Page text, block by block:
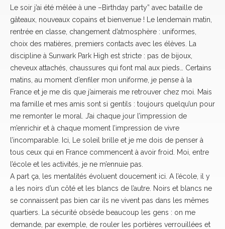
Le soir j’ai été mêlée à une –Birthday party” avec bataille de
gâteaux, nouveaux copains et bienvenue ! Le lendemain matin,
rentrée en classe, changement d’atmosphère : uniformes,
choix des matières, premiers contacts avec les élèves. La
discipline à Sunwark Park High est stricte : pas de bijoux,
cheveux attachés, chaussures qui font mal aux pieds… Certains
matins, au moment d’enfiler mon uniforme, je pense à la
France et je me dis que j’aimerais me retrouver chez moi. Mais
ma famille et mes amis sont si gentils : toujours quelqu’un pour
me remonter le moral. J’ai chaque jour l’impression de
m’enrichir et à chaque moment l’impression de vivre
l’incomparable. Ici, Le soleil brille et je me dois de penser à
tous ceux qui en France commencent à avoir froid. Moi, entre
l’école et les activités, je ne m’ennuie pas.
A part ça, les mentalités évoluent doucement ici. A l’école, il y
a les noirs d’un côté et les blancs de l’autre. Noirs et blancs ne
se connaissent pas bien car ils ne vivent pas dans les mêmes
quartiers. La sécurité obsède beaucoup les gens : on me
demande, par exemple, de rouler les portières verrouillées et